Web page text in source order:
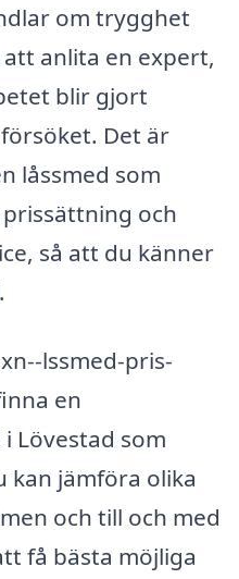
om trygghet
anlita en expert,
blir gjort
Det är
låssmed som
och
så att du känner
lssmed-pris-
en
Lövestad som
kan jämföra olika
och till och med
få bästa möjliga